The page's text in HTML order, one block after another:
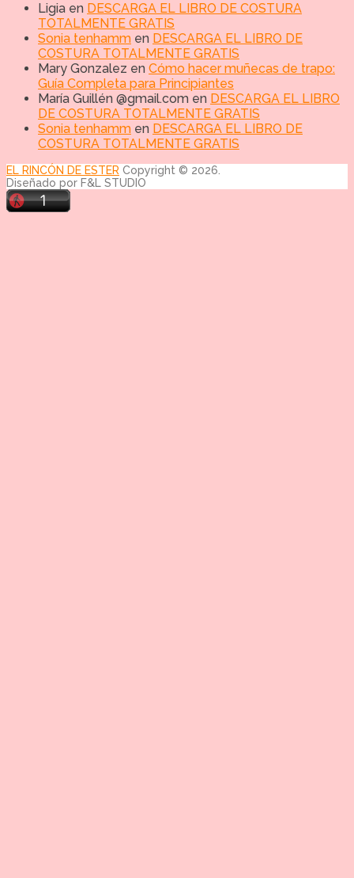
Ligia en DESCARGA EL LIBRO DE COSTURA
TOTALMENTE GRATIS
Sonia tenhamm en DESCARGA EL LIBRO DE
COSTURA TOTALMENTE GRATIS
Mary Gonzalez en Cómo hacer muñecas de trapo:
Guía Completa para Principiantes
María Guillén @gmail.com en DESCARGA EL LIBRO
DE COSTURA TOTALMENTE GRATIS
Sonia tenhamm en DESCARGA EL LIBRO DE
COSTURA TOTALMENTE GRATIS
EL RINCÓN DE ESTER Copyright © 2026.
Diseñado por F&L STUDIO